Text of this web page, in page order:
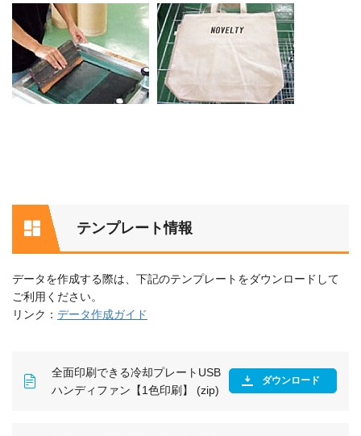
テンプレート情報
データを作成する際は、下記のテンプレートをダウンロードして
ご利用ください。
リンク： データ作成ガイド
全面印刷できる冷却プレートUSB
ハンディファン【1色印刷】 (zip)
ダウンロード